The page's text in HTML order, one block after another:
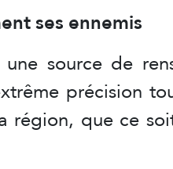
ses ennemis
une source de
précision
région, que ce